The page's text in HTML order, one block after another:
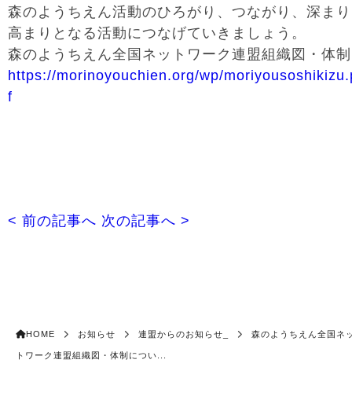
森のようちえん活動のひろがり、つながり、深ま
高まりとなる活動につなげていきましょう。
森のようちえん全国ネットワーク連盟組織図・体制
https://morinoyouchien.org/wp/
f
< 前の記事へ 次の記事へ >
HOME お知らせ 連盟からのお知らせ_ 森のようちえん全国ネ
トワーク連盟組織図・体制につい...